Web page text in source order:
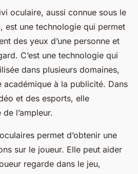
oculaire, aussi connue sous le
, est une technologie qui permet
des yeux d’une personne et
C’est une technologie qui
dans plusieurs domaines,
académique à la publicité. Dans
et des esports, elle
l’ampleur.
permet d’obtenir une
sur le joueur. Elle peut aider
regarde dans le jeu,